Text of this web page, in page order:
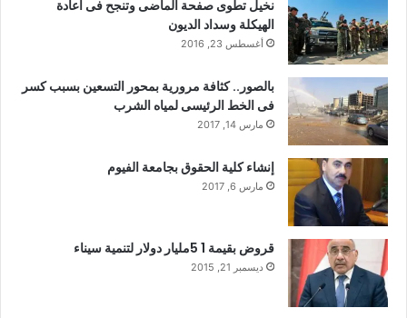
نخيل تطوى صفحة الماضى وتنجح فى اعادة
الهيكلة وسداد الديون
أغسطس 23, 2016
بالصور.. كثافة مرورية بمحور التسعين بسبب كسر
فى الخط الرئيسى لمياه الشرب
مارس 14, 2017
إنشاء كلية الحقوق بجامعة الفيوم
مارس 6, 2017
قروض بقيمة 1 5مليار دولار لتنمية سيناء
ديسمبر 21, 2015